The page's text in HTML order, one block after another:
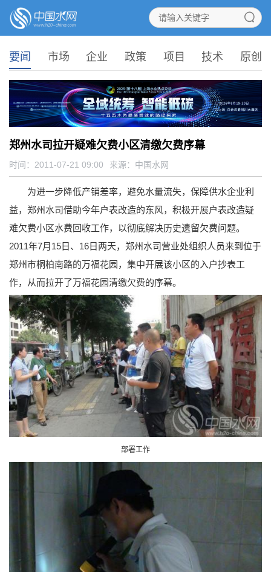
要闻 市场 企业 政策 项目 技术 原创
郑州水司拉开疑难欠费小区清缴欠费序幕
时间：2011-07-21 09:00 来源： 中国水网
为进一步降低产销差率，避免水量流失，保障供水企业利
益，郑州水司借助今年户表改造的东风，积极开展户表改造疑
难欠费小区水费回收工作，以彻底解决历史遗留欠费问题。
2011年7月15日、16日两天，郑州水司营业处组织人员来到位于
郑州市桐柏南路的万福花园，集中开展该小区的入户抄表工
作，从而拉开了万福花园清缴欠费的序幕。
部署工作